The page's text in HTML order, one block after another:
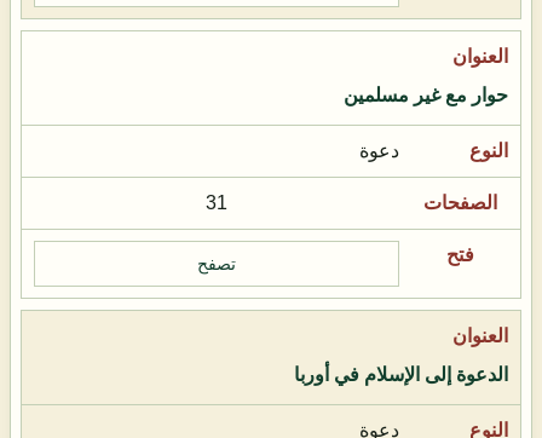
حوار مع غير مسلمين
دعوة
31
تصفح
الدعوة إلى الإسلام في أوربا
دعوة